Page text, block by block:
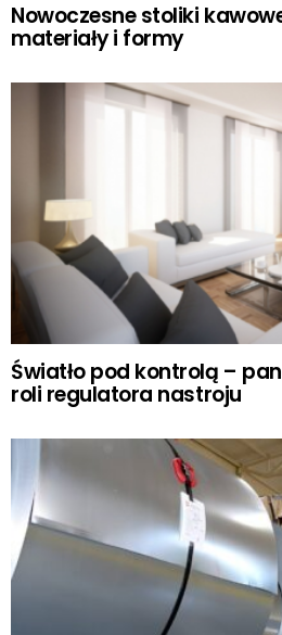
Nowoczesne stoliki
materiały i formy
Światło pod kontrolą –
roli regulatora nastroju